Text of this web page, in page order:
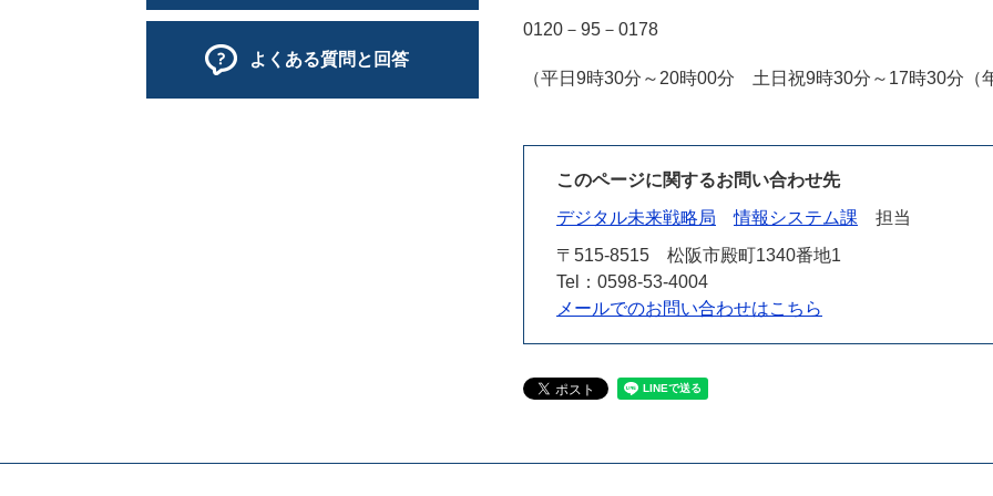
0120－95－0178
（平日9時30分～20時00分 土日祝9時30分～17時30分（
このページに関するお問い合わせ先
デジタル未来戦略局
情報システム課
担当
〒515-8515
松阪市殿町1340番地1
Tel：0598-53-4004
メールでのお問い合わせはこちら
よくある質問と回答